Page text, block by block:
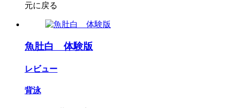
元に戻る
魚肚白 体験版
レビュー
背泳